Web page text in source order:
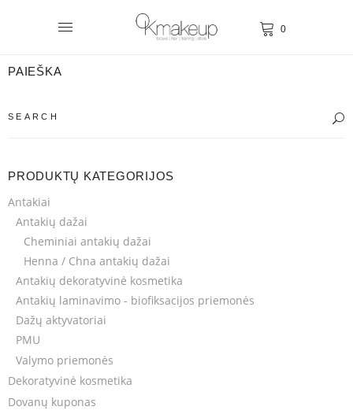
0
PAIEŠKA
PRODUKTŲ KATEGORIJOS
Antakiai
Antakių dažai
Cheminiai antakių dažai
Henna / Chna antakių dažai
Antakių dekoratyvinė kosmetika
Antakių laminavimo - biofiksacijos priemonės
Dažų aktyvatoriai
PMU
Valymo priemonės
Dekoratyvinė kosmetika
Dovanų kuponas